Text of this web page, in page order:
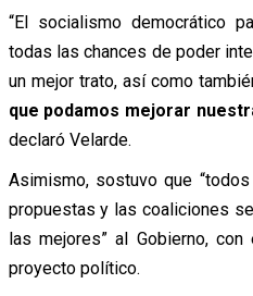
“El socialismo democrático
todas las chances de poder
un mejor trato, así como
que podamos mejorar
declaró Velarde.
Asimismo, sostuvo que
propuestas y las coaliciones
las mejores” al Gobierno,
proyecto político.